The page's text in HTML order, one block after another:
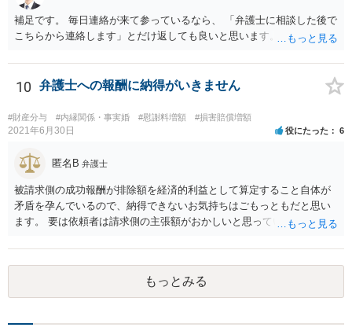
補足です。 毎日連絡が来て参っているなら、 「弁護士に相談した後で
こちらから連絡します」とだけ返しても良いと思います。
10 弁護士への報酬に納得がいきません
#財産分与 #内縁関係・事実婚 #慰謝料増額 #損害賠償増額
2021年6月30日 役にたった 6
匿名B 弁護士
被請求側の成功報酬が排除額を経済的利益として算定すること自体が
矛盾を孕んでいるので、納得できないお気持ちはごもっともだと思い
ます。 要は依頼者は請求側の主張額がおかしいと思っているからこそ
しておきながら、成功報酬の請求の段になるとその「おかしい」請求
側の主張額を基準にして排除額を経済的利益として成功報酬を算定す
るのは、二枚舌との誹りを受けても仕方がない面もあるように思いま
す。 ですので、被請求側の弁護士は、タイムチャージを併用したり、
もっとみる